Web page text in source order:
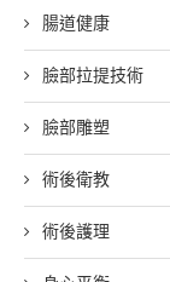
腸道健康
臉部拉提技術
臉部雕塑
術後衛教
術後護理